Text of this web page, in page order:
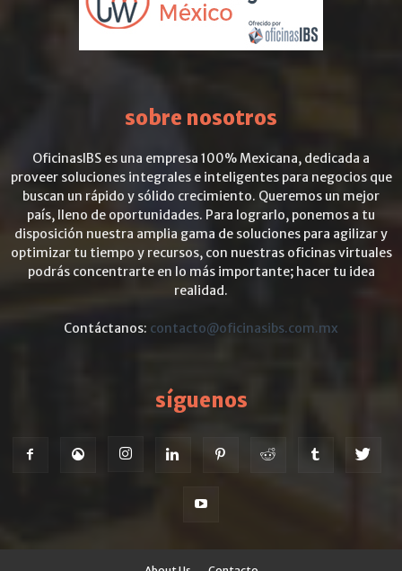
sobre nosotros
OficinasIBS es una empresa 100% Mexicana, dedicada a
proveer soluciones integrales e inteligentes para negocios que
buscan un rápido y sólido crecimiento. Queremos un mejor
país, lleno de oportunidades. Para lograrlo, ponemos a tu
disposición nuestra amplia gama de soluciones para agilizar y
optimizar tu tiempo y recursos, con nuestras oficinas virtuales
podrás concentrarte en lo más importante; hacer tu idea
realidad.
Contáctanos: contacto@oficinasibs.com.mx
síguenos